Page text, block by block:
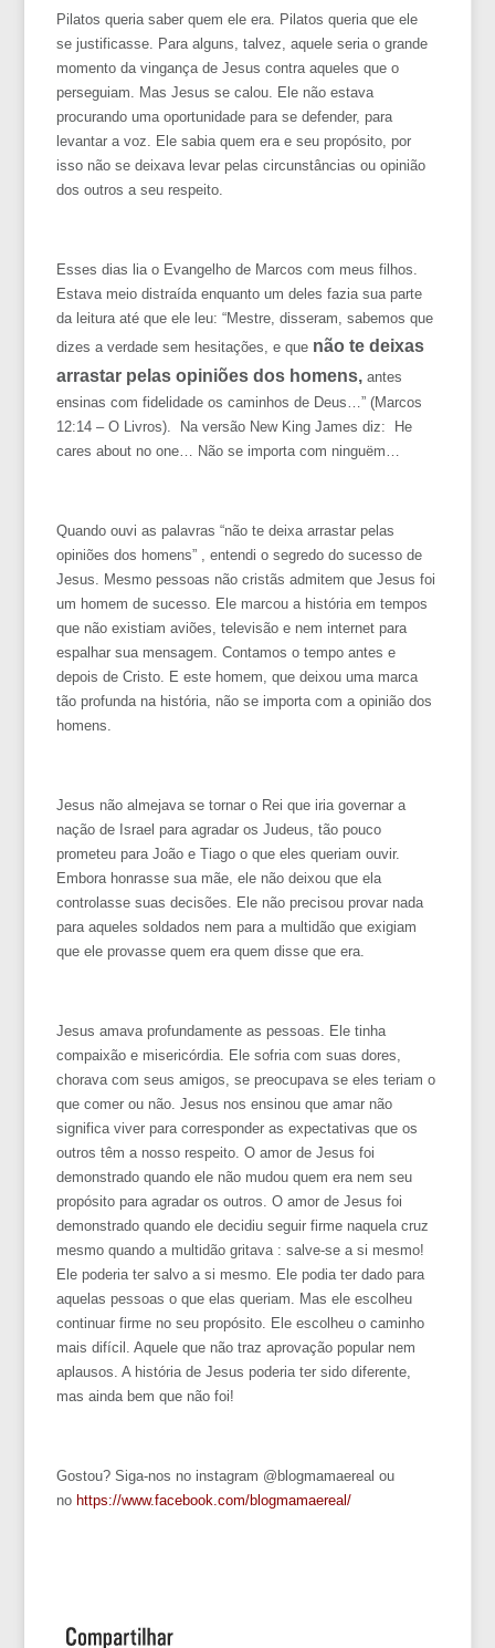
Pilatos queria saber quem ele era. Pilatos queria que ele
se justificasse. Para alguns, talvez, aquele seria o grande
momento da vingança de Jesus contra aqueles que o
perseguiam. Mas Jesus se calou. Ele não estava
procurando uma oportunidade para se defender, para
levantar a voz. Ele sabia quem era e seu propósito, por
isso não se deixava levar pelas circunstâncias ou opinião
dos outros a seu respeito.
Esses dias lia o Evangelho de Marcos com meus filhos.
Estava meio distraída enquanto um deles fazia sua parte
da leitura até que ele leu: “Mestre, disseram, sabemos que
dizes a verdade sem hesitações, e que não te deixas
arrastar pelas opiniões dos homens, antes
ensinas com fidelidade os caminhos de Deus…” (Marcos
12:14 – O Livros). Na versão New King James diz: He
cares about no one… Não se importa com ninguëm…
Quando ouvi as palavras “não te deixa arrastar pelas
opiniões dos homens” , entendi o segredo do sucesso de
Jesus. Mesmo pessoas não cristãs admitem que Jesus foi
um homem de sucesso. Ele marcou a história em tempos
que não existiam aviões, televisão e nem internet para
espalhar sua mensagem. Contamos o tempo antes e
depois de Cristo. E este homem, que deixou uma marca
tão profunda na história, não se importa com a opinião dos
homens.
Jesus não almejava se tornar o Rei que iria governar a
nação de Israel para agradar os Judeus, tão pouco
prometeu para João e Tiago o que eles queriam ouvir.
Embora honrasse sua mãe, ele não deixou que ela
controlasse suas decisões. Ele não precisou provar nada
para aqueles soldados nem para a multidão que exigiam
que ele provasse quem era quem disse que era.
Jesus amava profundamente as pessoas. Ele tinha
compaixão e misericórdia. Ele sofria com suas dores,
chorava com seus amigos, se preocupava se eles teriam o
que comer ou não. Jesus nos ensinou que amar não
significa viver para corresponder as expectativas que os
outros têm a nosso respeito. O amor de Jesus foi
demonstrado quando ele não mudou quem era nem seu
propósito para agradar os outros. O amor de Jesus foi
demonstrado quando ele decidiu seguir firme naquela cruz
mesmo quando a multidão gritava : salve-se a si mesmo!
Ele poderia ter salvo a si mesmo. Ele podia ter dado para
aquelas pessoas o que elas queriam. Mas ele escolheu
continuar firme no seu propósito. Ele escolheu o caminho
mais difícil. Aquele que não traz aprovação popular nem
aplausos. A história de Jesus poderia ter sido diferente,
mas ainda bem que não foi!
Gostou? Siga-nos no instagram @blogmamaereal ou
no https://www.facebook.com/blogmamaereal/